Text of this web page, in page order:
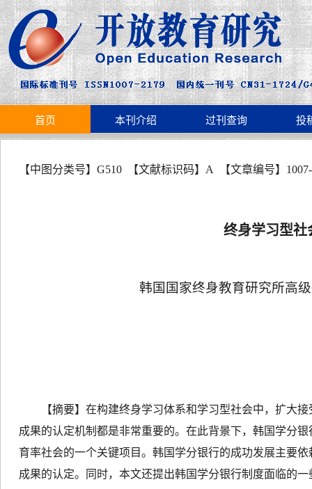
首页 本刊介绍 过刊查询 投
【中图分类号】 G510 【文献标识码】 A 【文章编号】 1007-
终身学习型社
韩国国家终身教育研究所高
【摘要】 在构建终身学习体系和学习型社会中，扩大
成果的认定机制都是非常重要的。在此背景下，韩国学分
育率社会的一个关键项目。韩国学分银行的成功发展主要
成果的认定。同时，本文还提出韩国学分银行制度面临的